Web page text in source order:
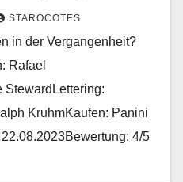
STAROCOTES
in der Vergangenheit?
Rafael
StewardLettering:
KruhmKaufen: Panini
4/5